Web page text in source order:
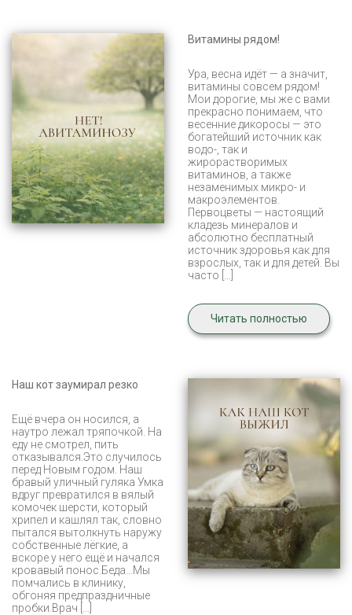
Витамины рядом!
Ура, весна идёт — а значит,
витамины совсем рядом!
Мои дорогие, мы же с вами
прекрасно понимаем, что
весенние дикоросы — это
богатейший источник как
водо-, так и
жирорастворимых
витаминов, а также
незаменимых микро- и
макроэлементов.
Первоцветы — настоящий
кладезь минералов и
абсолютно бесплатный
источник здоровья как для
взрослых, так и для детей. Вы
часто […]
Читать полностью
Наш кот заумирал резко
Ещё вчера он носился, а
наутро лежал тряпочкой. На
еду не смотрел, пить
отказывался.Это случилось
перед Новым годом. Наш
бравый уличный гуляка Умка
вдруг превратился в вялый
комочек шерсти, который
хрипел и кашлял так, словно
пытался вытолкнуть наружу
собственные лёгкие, а
вскоре у него ещё и начался
кровавый понос.Беда…Мы
помчались в клинику,
обгоняя предпраздничные
пробки.Врач […]